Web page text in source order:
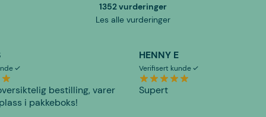
1352 vurderinger
Les alle vurderinger
bestilling, varer
i pakkeboks!
HENNY E
Verifisert kunde
Supert